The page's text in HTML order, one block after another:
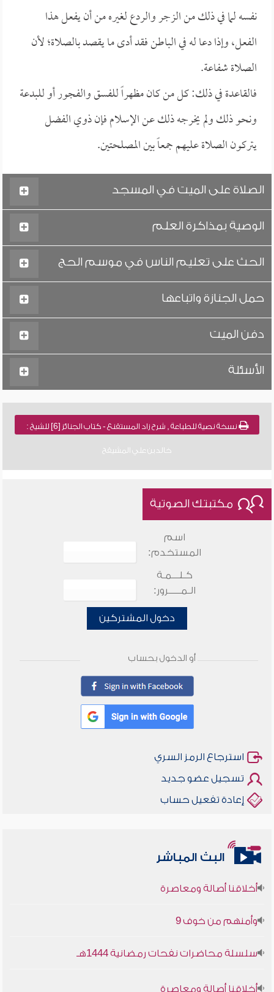
نفسه لما في ذلك من الزجر والردع لغيره من أن يفعل هذا
الفعل، وإذا دعا له في الباطن فقد أدى ما يقصد بالصلاة؛ لأن
الصلاة شفاعة.
فالقاعدة في ذلك: كل من كان مظهراً للفسق والفجور أو للبدعة
ونحو ذلك ولم يخرجه ذلك عن الإسلام فإن ذوي الفضل
يتركون الصلاة عليهم جمعاً بين المصلحتين.
الصلاة على الميت في المسجد
الوصية بمذاكرة العلم
الحث على تعليم الناس في موسم الحج
حمل الجنازة واتباعها
دفن الميت
الأسئلة
نسخة نصية للطباعة , شرح زاد المستقنع - كتاب الجنائز [6] للشيخ :
خالد بن علي المشيقح
مكتبتك الصوتية
اسم
المستخدم:
كـلـــمـة
الـمـــــرور:
دخول المشتركين
أو الدخول بحساب
استرجاع الرمز السري
تسجيل عضو جديد
إعادة تفعيل حساب
البث المباشر